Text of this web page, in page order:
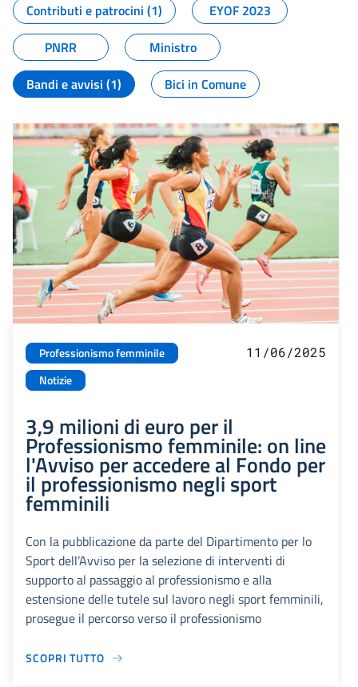
Contributi e patrocini (1)
EYOF 2023
PNRR
Ministro
Bandi e avvisi (1)
Bici in Comune
Professionismo femminile
Notizie
11/06/2025
3,9 milioni di euro per il
Professionismo femminile: on line
l'Avviso per accedere al Fondo per
il professionismo negli sport
femminili
Con la pubblicazione da parte del Dipartimento per lo
Sport dell’Avviso per la selezione di interventi di
supporto al passaggio al professionismo e alla
estensione delle tutele sul lavoro negli sport femminili,
prosegue il percorso verso il professionismo
SCOPRI TUTTO